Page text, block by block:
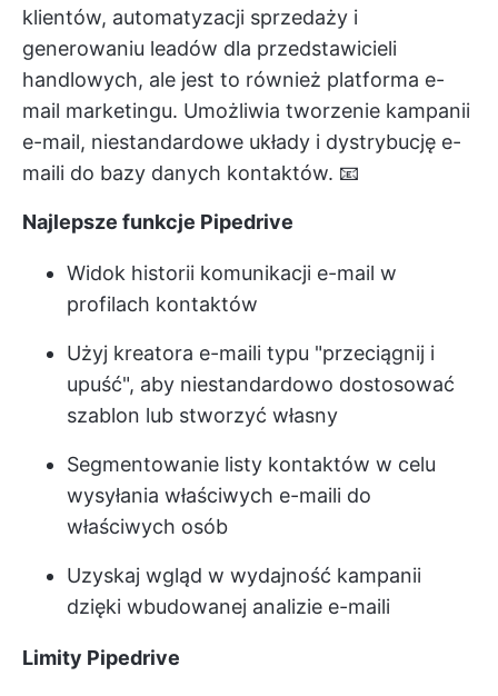
klientów, automatyzacji sprzedaży i
generowaniu leadów dla przedstawicieli
handlowych, ale jest to również platforma e-
mail marketingu. Umożliwia tworzenie kampanii
e-mail, niestandardowe układy i dystrybucję e-
maili do bazy danych kontaktów. 📧
Najlepsze funkcje Pipedrive
Widok historii komunikacji e-mail w
profilach kontaktów
Użyj kreatora e-maili typu "przeciągnij i
upuść", aby niestandardowo dostosować
szablon lub stworzyć własny
Segmentowanie listy kontaktów w celu
wysyłania właściwych e-maili do
właściwych osób
Uzyskaj wgląd w wydajność kampanii
dzięki wbudowanej analizie e-maili
Limity Pipedrive